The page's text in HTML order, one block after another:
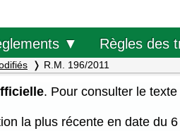
▼ Règles des
R.M. 196/2011
. Pour consulter le
la plus récente en date du